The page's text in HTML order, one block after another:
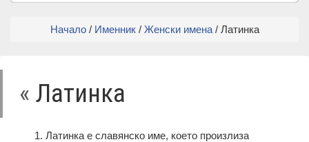
Начало/ Именник/ Женски имена/ Латинка
« Латинка
1. Латинка е славянско име, което произлиза